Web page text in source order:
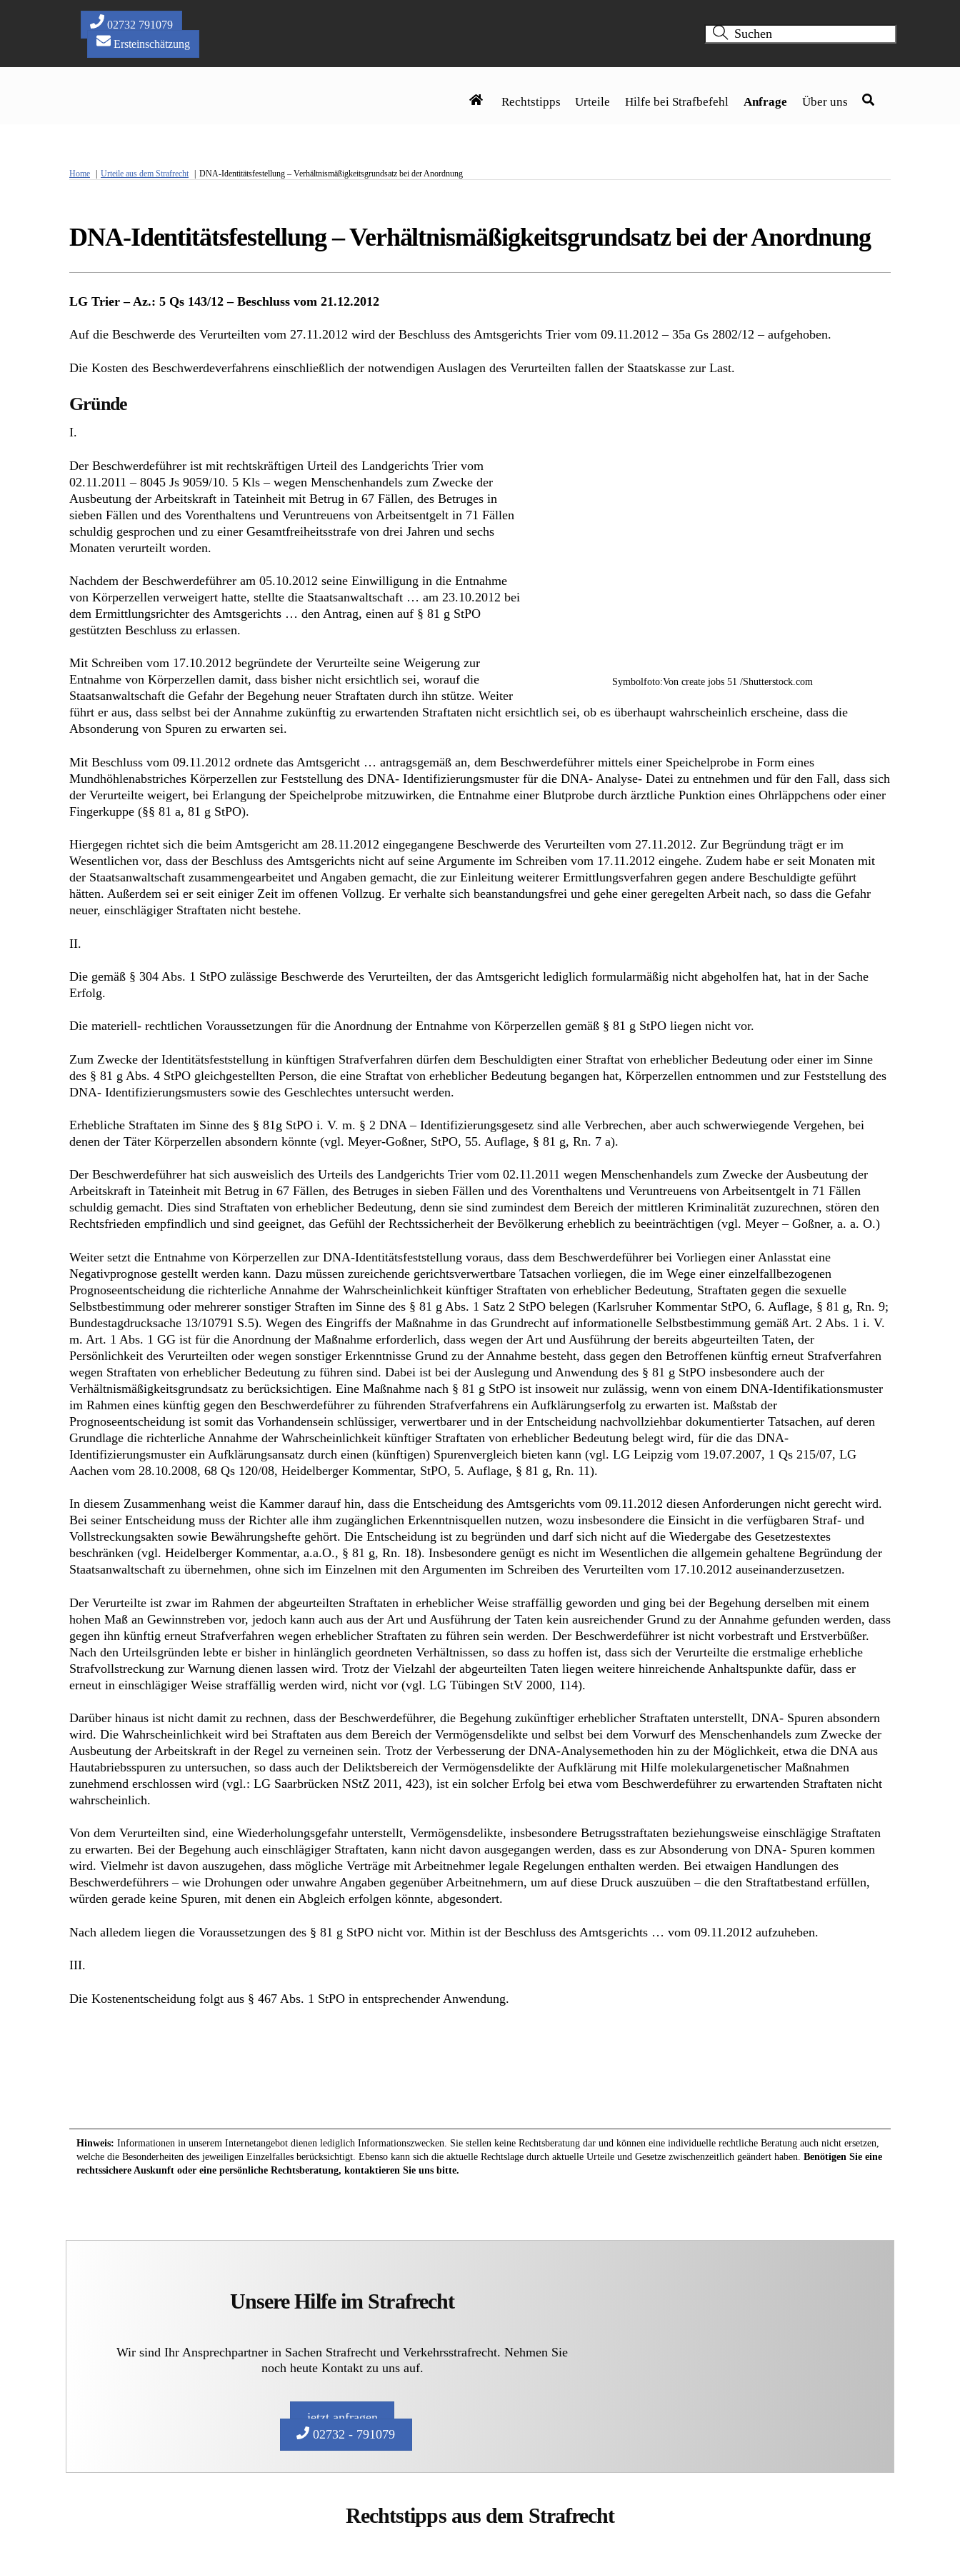
02732 791079
Ersteinschätzung
Rechtstipps Urteile Hilfe bei Strafbefehl Anfrage Über uns
Home Urteile aus dem Strafrecht DNA-Identitätsfestellung – Verhältnismäßigkeitsgrundsatz bei der Anordnung
DNA-Identitätsfestellung – Verhältnismäßigkeitsgrundsatz bei der Anordnung
LG Trier – Az.: 5 Qs 143/12 – Beschluss vom 21.12.2012
Auf die Beschwerde des Verurteilten vom 27.11.2012 wird der Beschluss des Amtsgerichts Trier vom 09.11.2012 – 35a Gs 2802/12 – aufgehoben.
Die Kosten des Beschwerdeverfahrens einschließlich der notwendigen Auslagen des Verurteilten fallen der Staatskasse zur Last.
Gründe
I.
Symbolfoto:Von create jobs 51 /Shutterstock.com
Der Beschwerdeführer ist mit rechtskräftigen Urteil des Landgerichts Trier vom
02.11.2011 – 8045 Js 9059/10. 5 Kls – wegen Menschenhandels zum Zwecke der
Ausbeutung der Arbeitskraft in Tateinheit mit Betrug in 67 Fällen, des Betruges in
sieben Fällen und des Vorenthaltens und Veruntreuens von Arbeitsentgelt in 71 Fällen
schuldig gesprochen und zu einer Gesamtfreiheitsstrafe von drei Jahren und sechs
Monaten verurteilt worden.
Nachdem der Beschwerdeführer am 05.10.2012 seine Einwilligung in die Entnahme
von Körperzellen verweigert hatte, stellte die Staatsanwaltschaft … am 23.10.2012 bei
dem Ermittlungsrichter des Amtsgerichts … den Antrag, einen auf § 81 g StPO
gestützten Beschluss zu erlassen.
Mit Schreiben vom 17.10.2012 begründete der Verurteilte seine Weigerung zur
Entnahme von Körperzellen damit, dass bisher nicht ersichtlich sei, worauf die
Staatsanwaltschaft die Gefahr der Begehung neuer Straftaten durch ihn stütze. Weiter
führt er aus, dass selbst bei der Annahme zukünftig zu erwartenden Straftaten nicht ersichtlich sei, ob es überhaupt wahrscheinlich erscheine, dass die
Absonderung von Spuren zu erwarten sei.
Mit Beschluss vom 09.11.2012 ordnete das Amtsgericht … antragsgemäß an, dem Beschwerdeführer mittels einer Speichelprobe in Form eines
Mundhöhlenabstriches Körperzellen zur Feststellung des DNA- Identifizierungsmuster für die DNA- Analyse- Datei zu entnehmen und für den Fall, dass sich
der Verurteilte weigert, bei Erlangung der Speichelprobe mitzuwirken, die Entnahme einer Blutprobe durch ärztliche Punktion eines Ohrläppchens oder einer
Fingerkuppe (§§ 81 a, 81 g StPO).
Hiergegen richtet sich die beim Amtsgericht am 28.11.2012 eingegangene Beschwerde des Verurteilten vom 27.11.2012. Zur Begründung trägt er im
Wesentlichen vor, dass der Beschluss des Amtsgerichts nicht auf seine Argumente im Schreiben vom 17.11.2012 eingehe. Zudem habe er seit Monaten mit
der Staatsanwaltschaft zusammengearbeitet und Angaben gemacht, die zur Einleitung weiterer Ermittlungsverfahren gegen andere Beschuldigte geführt
hätten. Außerdem sei er seit einiger Zeit im offenen Vollzug. Er verhalte sich beanstandungsfrei und gehe einer geregelten Arbeit nach, so dass die Gefahr
neuer, einschlägiger Straftaten nicht bestehe.
II.
Die gemäß § 304 Abs. 1 StPO zulässige Beschwerde des Verurteilten, der das Amtsgericht lediglich formularmäßig nicht abgeholfen hat, hat in der Sache
Erfolg.
Die materiell- rechtlichen Voraussetzungen für die Anordnung der Entnahme von Körperzellen gemäß § 81 g StPO liegen nicht vor.
Zum Zwecke der Identitätsfeststellung in künftigen Strafverfahren dürfen dem Beschuldigten einer Straftat von erheblicher Bedeutung oder einer im Sinne
des § 81 g Abs. 4 StPO gleichgestellten Person, die eine Straftat von erheblicher Bedeutung begangen hat, Körperzellen entnommen und zur Feststellung des
DNA- Identifizierungsmusters sowie des Geschlechtes untersucht werden.
Erhebliche Straftaten im Sinne des § 81g StPO i. V. m. § 2 DNA – Identifizierungsgesetz sind alle Verbrechen, aber auch schwerwiegende Vergehen, bei
denen der Täter Körperzellen absondern könnte (vgl. Meyer-Goßner, StPO, 55. Auflage, § 81 g, Rn. 7 a).
Der Beschwerdeführer hat sich ausweislich des Urteils des Landgerichts Trier vom 02.11.2011 wegen Menschenhandels zum Zwecke der Ausbeutung der
Arbeitskraft in Tateinheit mit Betrug in 67 Fällen, des Betruges in sieben Fällen und des Vorenthaltens und Veruntreuens von Arbeitsentgelt in 71 Fällen
schuldig gemacht. Dies sind Straftaten von erheblicher Bedeutung, denn sie sind zumindest dem Bereich der mittleren Kriminalität zuzurechnen, stören den
Rechtsfrieden empfindlich und sind geeignet, das Gefühl der Rechtssicherheit der Bevölkerung erheblich zu beeinträchtigen (vgl. Meyer – Goßner, a. a. O.)
Weiter setzt die Entnahme von Körperzellen zur DNA-Identitätsfeststellung voraus, dass dem Beschwerdeführer bei Vorliegen einer Anlasstat eine
Negativprognose gestellt werden kann. Dazu müssen zureichende gerichtsverwertbare Tatsachen vorliegen, die im Wege einer einzelfallbezogenen
Prognoseentscheidung die richterliche Annahme der Wahrscheinlichkeit künftiger Straftaten von erheblicher Bedeutung, Straftaten gegen die sexuelle
Selbstbestimmung oder mehrerer sonstiger Straften im Sinne des § 81 g Abs. 1 Satz 2 StPO belegen (Karlsruher Kommentar StPO, 6. Auflage, § 81 g, Rn. 9;
Bundestagdrucksache 13/10791 S.5). Wegen des Eingriffs der Maßnahme in das Grundrecht auf informationelle Selbstbestimmung gemäß Art. 2 Abs. 1 i. V.
m. Art. 1 Abs. 1 GG ist für die Anordnung der Maßnahme erforderlich, dass wegen der Art und Ausführung der bereits abgeurteilten Taten, der
Persönlichkeit des Verurteilten oder wegen sonstiger Erkenntnisse Grund zu der Annahme besteht, dass gegen den Betroffenen künftig erneut Strafverfahren
wegen Straftaten von erheblicher Bedeutung zu führen sind. Dabei ist bei der Auslegung und Anwendung des § 81 g StPO insbesondere auch der
Verhältnismäßigkeitsgrundsatz zu berücksichtigen. Eine Maßnahme nach § 81 g StPO ist insoweit nur zulässig, wenn von einem DNA-Identifikationsmuster
im Rahmen eines künftig gegen den Beschwerdeführer zu führenden Strafverfahrens ein Aufklärungserfolg zu erwarten ist. Maßstab der
Prognoseentscheidung ist somit das Vorhandensein schlüssiger, verwertbarer und in der Entscheidung nachvollziehbar dokumentierter Tatsachen, auf deren
Grundlage die richterliche Annahme der Wahrscheinlichkeit künftiger Straftaten von erheblicher Bedeutung belegt wird, für die das DNA-
Identifizierungsmuster ein Aufklärungsansatz durch einen (künftigen) Spurenvergleich bieten kann (vgl. LG Leipzig vom 19.07.2007, 1 Qs 215/07, LG
Aachen vom 28.10.2008, 68 Qs 120/08, Heidelberger Kommentar, StPO, 5. Auflage, § 81 g, Rn. 11).
In diesem Zusammenhang weist die Kammer darauf hin, dass die Entscheidung des Amtsgerichts vom 09.11.2012 diesen Anforderungen nicht gerecht wird.
Bei seiner Entscheidung muss der Richter alle ihm zugänglichen Erkenntnisquellen nutzen, wozu insbesondere die Einsicht in die verfügbaren Straf- und
Vollstreckungsakten sowie Bewährungshefte gehört. Die Entscheidung ist zu begründen und darf sich nicht auf die Wiedergabe des Gesetzestextes
beschränken (vgl. Heidelberger Kommentar, a.a.O., § 81 g, Rn. 18). Insbesondere genügt es nicht im Wesentlichen die allgemein gehaltene Begründung der
Staatsanwaltschaft zu übernehmen, ohne sich im Einzelnen mit den Argumenten im Schreiben des Verurteilten vom 17.10.2012 auseinanderzusetzen.
Der Verurteilte ist zwar im Rahmen der abgeurteilten Straftaten in erheblicher Weise straffällig geworden und ging bei der Begehung derselben mit einem
hohen Maß an Gewinnstreben vor, jedoch kann auch aus der Art und Ausführung der Taten kein ausreichender Grund zu der Annahme gefunden werden, dass
gegen ihn künftig erneut Strafverfahren wegen erheblicher Straftaten zu führen sein werden. Der Beschwerdeführer ist nicht vorbestraft und Erstverbüßer.
Nach den Urteilsgründen lebte er bisher in hinlänglich geordneten Verhältnissen, so dass zu hoffen ist, dass sich der Verurteilte die erstmalige erhebliche
Strafvollstreckung zur Warnung dienen lassen wird. Trotz der Vielzahl der abgeurteilten Taten liegen weitere hinreichende Anhaltspunkte dafür, dass er
erneut in einschlägiger Weise straffällig werden wird, nicht vor (vgl. LG Tübingen StV 2000, 114).
Darüber hinaus ist nicht damit zu rechnen, dass der Beschwerdeführer, die Begehung zukünftiger erheblicher Straftaten unterstellt, DNA- Spuren absondern
wird. Die Wahrscheinlichkeit wird bei Straftaten aus dem Bereich der Vermögensdelikte und selbst bei dem Vorwurf des Menschenhandels zum Zwecke der
Ausbeutung der Arbeitskraft in der Regel zu verneinen sein. Trotz der Verbesserung der DNA-Analysemethoden hin zu der Möglichkeit, etwa die DNA aus
Hautabriebsspuren zu untersuchen, so dass auch der Deliktsbereich der Vermögensdelikte der Aufklärung mit Hilfe molekulargenetischer Maßnahmen
zunehmend erschlossen wird (vgl.: LG Saarbrücken NStZ 2011, 423), ist ein solcher Erfolg bei etwa vom Beschwerdeführer zu erwartenden Straftaten nicht
wahrscheinlich.
Von dem Verurteilten sind, eine Wiederholungsgefahr unterstellt, Vermögensdelikte, insbesondere Betrugsstraftaten beziehungsweise einschlägige Straftaten
zu erwarten. Bei der Begehung auch einschlägiger Straftaten, kann nicht davon ausgegangen werden, dass es zur Absonderung von DNA- Spuren kommen
wird. Vielmehr ist davon auszugehen, dass mögliche Verträge mit Arbeitnehmer legale Regelungen enthalten werden. Bei etwaigen Handlungen des
Beschwerdeführers – wie Drohungen oder unwahre Angaben gegenüber Arbeitnehmern, um auf diese Druck auszuüben – die den Straftatbestand erfüllen,
würden gerade keine Spuren, mit denen ein Abgleich erfolgen könnte, abgesondert.
Nach alledem liegen die Voraussetzungen des § 81 g StPO nicht vor. Mithin ist der Beschluss des Amtsgerichts … vom 09.11.2012 aufzuheben.
III.
Die Kostenentscheidung folgt aus § 467 Abs. 1 StPO in entsprechender Anwendung.
Hinweis: Informationen in unserem Internetangebot dienen lediglich Informationszwecken. Sie stellen keine Rechtsberatung dar und können eine individuelle rechtliche Beratung auch nicht ersetzen,
welche die Besonderheiten des jeweiligen Einzelfalles berücksichtigt. Ebenso kann sich die aktuelle Rechtslage durch aktuelle Urteile und Gesetze zwischenzeitlich geändert haben. Benötigen Sie eine
rechtssichere Auskunft oder eine persönliche Rechtsberatung, kontaktieren Sie uns bitte.
Unsere Hilfe im Strafrecht
Wir sind Ihr Ansprechpartner in Sachen Strafrecht und Verkehrsstrafrecht. Nehmen Sie
noch heute Kontakt zu uns auf.
jetzt anfragen
02732 - 791079
Rechtstipps aus dem Strafrecht